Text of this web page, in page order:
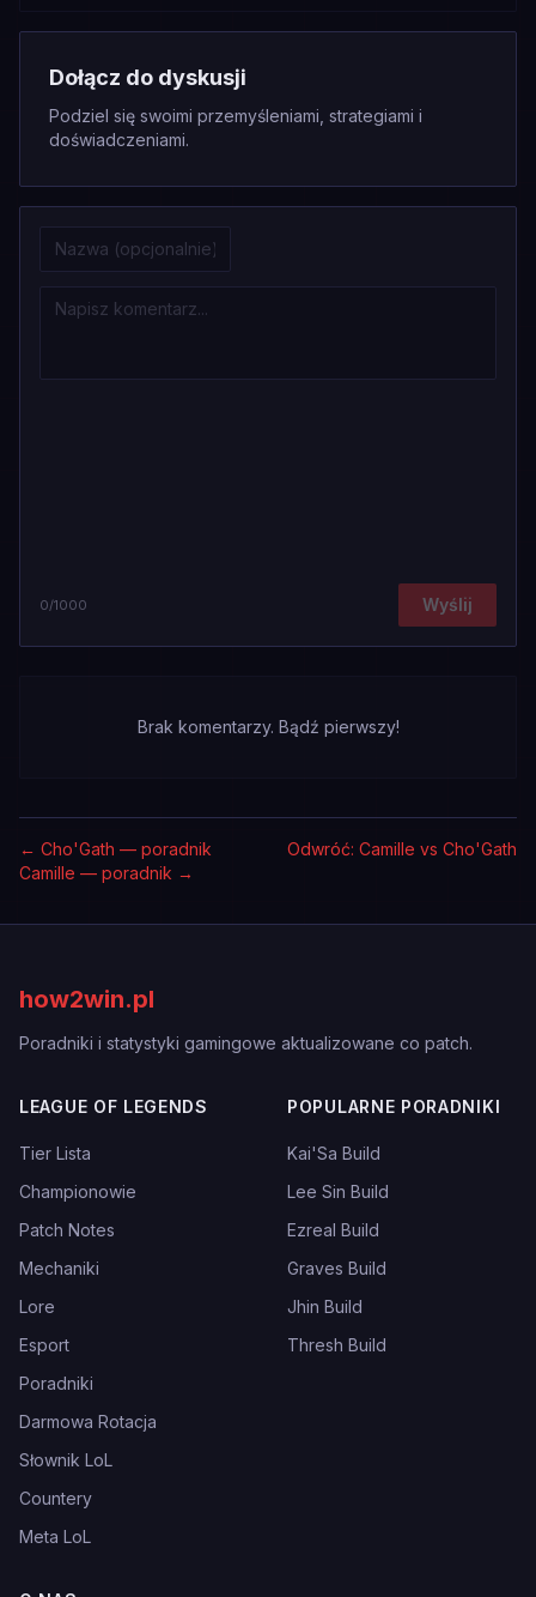
Dołącz do dyskusji
Podziel się swoimi przemyśleniami, strategiami i
doświadczeniami.
0/1000 Wyślij
Brak komentarzy. Bądź pierwszy!
← Cho'Gath — poradnik
Odwróć: Camille vs Cho'Gath
Camille — poradnik →
how2win.pl
Poradniki i statystyki gamingowe aktualizowane co patch.
LEAGUE OF LEGENDS
Tier Lista
Championowie
Patch Notes
Mechaniki
Lore
Esport
Poradniki
Darmowa Rotacja
Słownik LoL
Countery
Meta LoL
POPULARNE PORADNIKI
Kai'Sa Build
Lee Sin Build
Ezreal Build
Graves Build
Jhin Build
Thresh Build